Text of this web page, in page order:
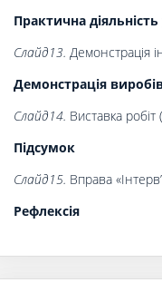
Практична діяльність
Слайд13. Демонстрація
Демонстрація
Слайд14. Виставка робіт
Підсумок
Слайд15. Вправа
Рефлексія